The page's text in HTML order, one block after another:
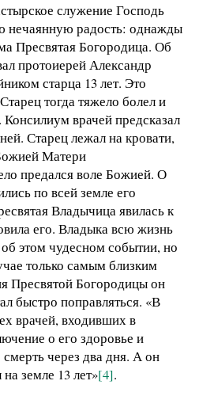
служение Господь
нечаянную радость: однажды
Пресвятая Богородица. Об
протоиерей Александр
старца 13 лет. Это
тогда тяжело болел и
врачей предсказал
Старец лежал на кровати,
Матери
предался воле Божией. О
по всей земле его
Владычица явилась к
его. Владыка всю жизнь
этом чудесном событии, но
только самым близким
Пресвятой Богородицы он
быстро поправляться. «В
врачей, входивших в
о его здоровье и
через два дня. А он
земле 13 лет»[4].